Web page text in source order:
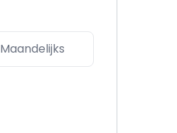
Maandelijks